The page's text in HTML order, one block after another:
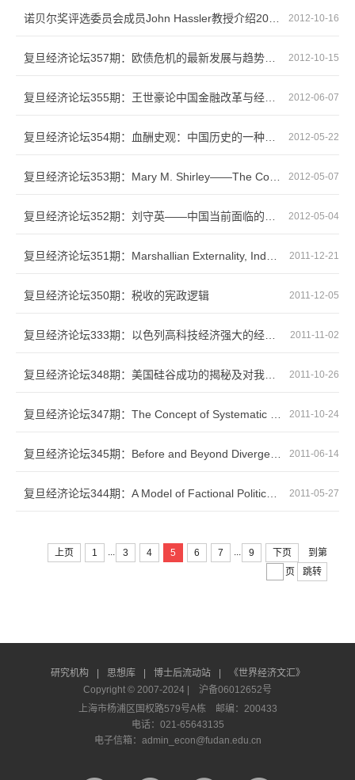
2012-10-16
2012-10-15
2012-06-07
2012-05-22
2012-05-07
2012-05-04
2011-12-21
2011-12-05
复旦经济论坛350期：税收的宪政逻辑
2011-11-02
2011-10-26
2011-10-24
2011-06-14
2011-05-27
上页 1 ... 3 4 5 6 7 ... 9 下页
到第
页
跳转
研究机构 思想库 博士后流动站
《世界经济文汇》
Copyright © 2007-2024 | 沪备06012652号
上海市杨浦区国权路579号A栋 邮编：200433
电话：021-65643135
电子信箱：admin_econ@fudan.edu.cn